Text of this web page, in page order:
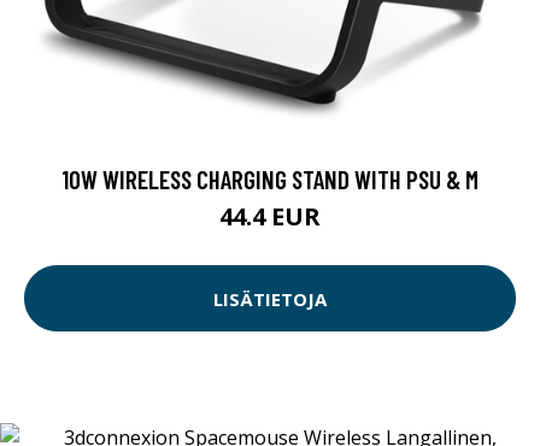
10W WIRELESS CHARGING STAND WITH PSU & M
44.4 EUR
LISÄTIETOJA